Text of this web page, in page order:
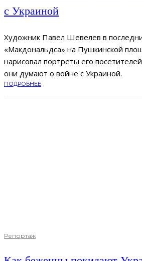
с Украиной
Художник Павел Шевелев в
«Макдональдса» на Пушкинской
нарисовал портреты его
они думают о войне с Украиной.
ПОДРОБНЕЕ
Репортаж